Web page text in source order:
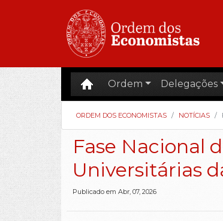
Ordem Delegações
ORDEM DOS ECONOMISTAS NOTÍCIAS
Fase Nacional
Universitárias
Publicado em Abr, 07, 2026